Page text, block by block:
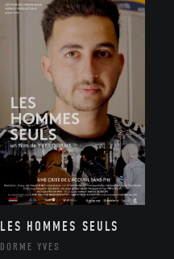
LES HOMMES SEULS
DORME YVES